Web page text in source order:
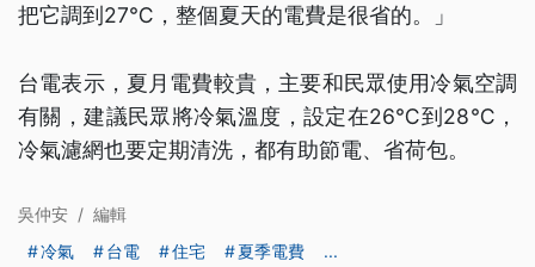
把它調到27℃，整個夏天的電費是很省的。」
台電表示，夏月電費較貴，主要和民眾使用冷氣空調
有關，建議民眾將冷氣溫度，設定在26℃到28℃，
冷氣濾網也要定期清洗，都有助節電、省荷包。
吳仲安 / 編輯
冷氣
台電 住宅 夏季電費 ...